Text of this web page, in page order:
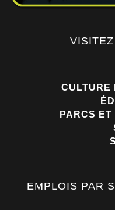
CULTURE
PARCS
EMPLOIS PAR